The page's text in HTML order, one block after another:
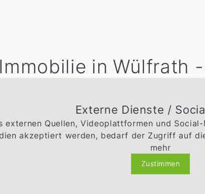
in Wülfrath
Externe Dienste /
externen Quellen, Videoplattformen und
akzeptiert werden, bedarf der Zugriff auf
mehr
Zustimmen